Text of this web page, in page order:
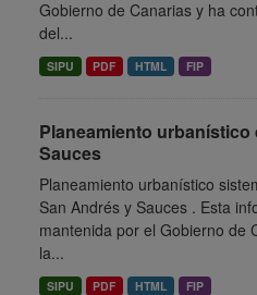
Gobierno de Canarias y ha
del...
SIPU PDF HTML FIP
Planeamiento urbanístico
Sauces
Planeamiento urbanístico
San Andrés y Sauces . Esta
mantenida por el Gobierno de
la...
SIPU PDF HTML FIP